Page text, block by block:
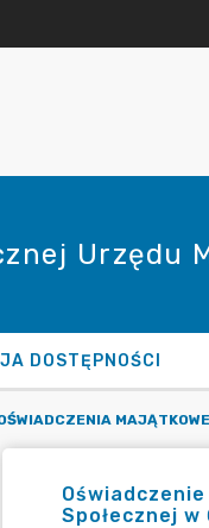
Urzędu
DOSTĘPNOŚCI
Społecznej